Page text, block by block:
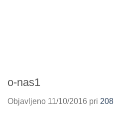
o-nas1
Objavljeno 11/10/2016 pri